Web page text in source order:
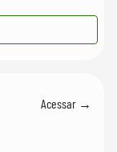
Acessar →